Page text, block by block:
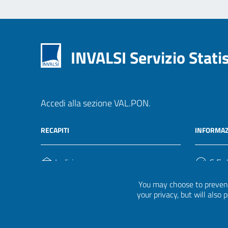
You may choose to
your privacy, but will also
INVALSI Servizio
Accedi alla sezione VAL.PON.
RECAPITI
Indirizzo
C.F.